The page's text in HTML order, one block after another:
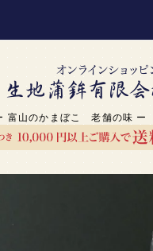
富山のかまぼこ 老舗の味 ー